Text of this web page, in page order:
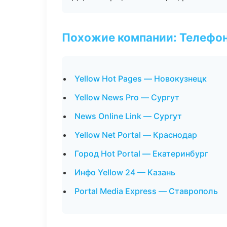
Похожие компании:
Yellow Hot Pages — Новокузнецк
Yellow News Pro — Сургут
News Online Link — Сургут
Yellow Net Portal — Краснодар
Город Hot Portal — Екатеринбург
Инфо Yellow 24 — Казань
Portal Media Express — Ставрополь